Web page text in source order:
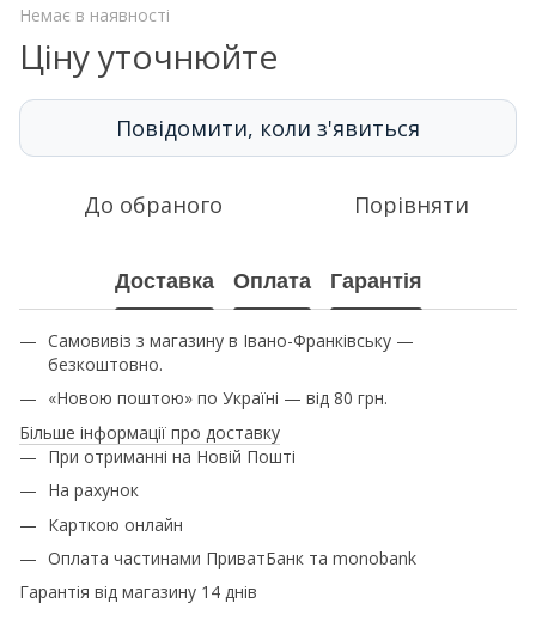
Немає в наявності
Ціну уточнюйте
Повідомити, коли з'явиться
До обраного Порівняти
Доставка Оплата Гарантія
Самовивіз з магазину в Івано-Франківську —
безкоштовно.
«Новою поштою» по Україні — від 80 грн.
Більше інформації про доставку
При отриманні на Новій Пошті
На рахунок
Карткою онлайн
Оплата частинами ПриватБанк та monobank
Гарантія від магазину 14 днів